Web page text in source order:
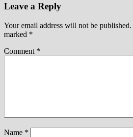
Leave a Reply
Your email address will not be published.
marked *
Comment *
Name *